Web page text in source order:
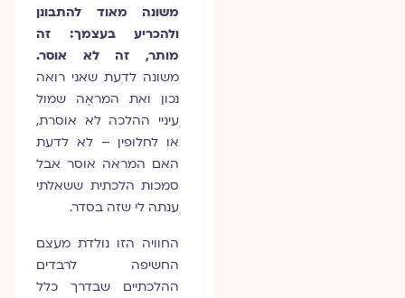
משונה מאוד להתבונן
ולהכריע בעצמך: זה
מותר, זה לא אוסר.
משונה לדעת שאני רואה
נכון ואת המראֶה שמול
עיניי ההלכה לא אוסרת,
או לחלופין – לא לדעת
האם המראה אוסר אבל
סמכות הלכתית ששאלתי
ענתה לי שזה בסדר.
החוויה הזו נולדת מעצם
החשיפה לרבדים
ההלכתיים שבדרך כלל